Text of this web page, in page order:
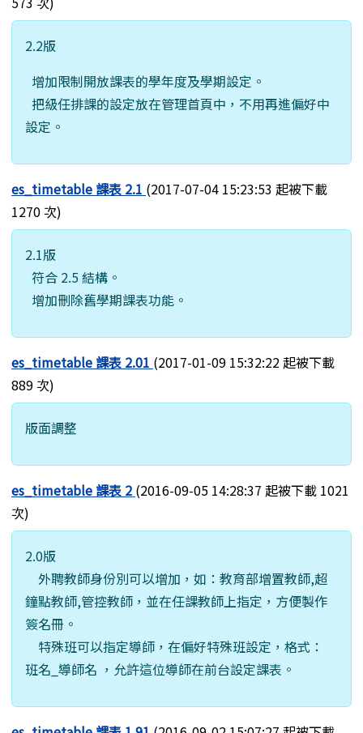
2.2版
增加限制開放課表的學年度及學期設定。
把級任排課的設定放在管理首頁中，不用再進偏好中
設定。
es_timetable 課表 2.1 (2017-07-04 15:23:53 起被下載
1270 次)
2.1版
符合 2.5 結構。
增加刪除舊學期課表功能。
es_timetable 課表 2.01 (2017-01-09 15:32:22 起被下載
889 次)
版面調整
es_timetable 課表 2 (2016-09-05 14:28:37 起被下載 1021
次)
2.0版
外聘教師身份別可以增加，如：教育部增置教師,超
鐘點教師,管控教師，並在任課教師上指定，方便製作
簽名冊。
特殊班可以指定導師，在偏好特殊班設定，格式：
班名_導師名 ，允許這位導師在前台設定課表。